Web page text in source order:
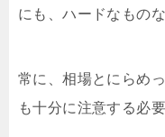
にも、ハードなものな
常に、相場とにらめ
も十分に注意する必